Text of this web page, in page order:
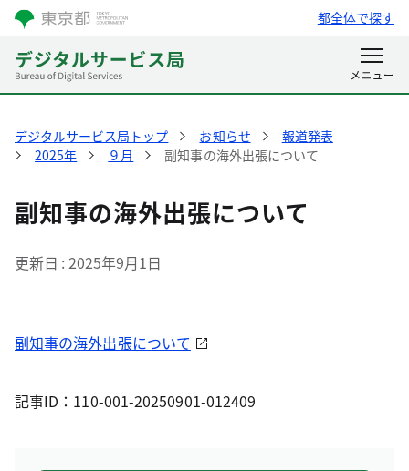
都全体で探す
デジタルサービス局トップ お知らせ
報道発表
2025年
９月 副知事の海外出張について
副知事の海外出張について
更新日 2025年9月1日
副知事の海外出張について
記事ID：110-001-20250901-012409